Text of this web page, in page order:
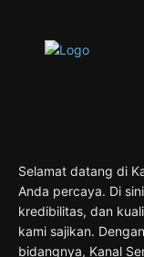
Selamat datang di
Anda percaya. Di
kredibilitas, dan
kami sajikan.
bidangnya, Kanal